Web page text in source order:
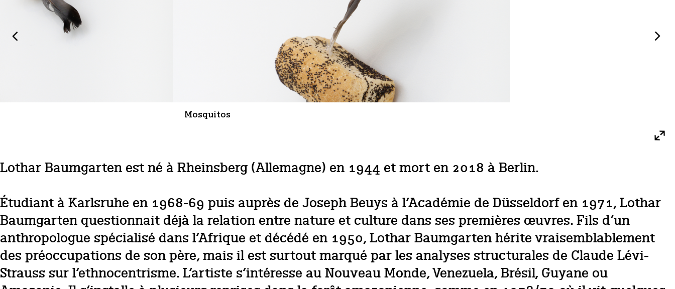
Mosquitos
Lothar Baumgarten est né à Rheinsberg (Allemagne) en 1944 et mort en 2018 à Berlin.
Étudiant à Karlsruhe en 1968-69 puis auprès de Joseph Beuys à l‘Académie de Düsseldorf en 1971, Lothar
Baumgarten questionnait déjà la relation entre nature et culture dans ses premières œuvres. Fils d‘un
anthropologue spécialisé dans l‘Afrique et décédé en 1950, Lothar Baumgarten hérite vraisemblablement
des préoccupations de son père, mais il est surtout marqué par les analyses structurales de Claude Lévi-
Strauss sur l‘ethnocentrisme. L‘artiste s‘intéresse au Nouveau Monde, Venezuela, Brésil, Guyane ou